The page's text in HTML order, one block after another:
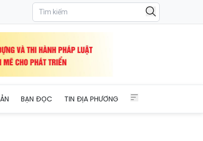
BẠN ĐỌC TIN ĐỊA PHƯƠNG